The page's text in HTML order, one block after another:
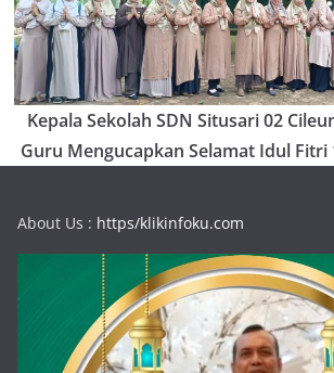
Kepala Sekolah SDN Situsari 02
Guru Mengucapkan Selamat Idul Fitri
About Us : https/klikinfoku.com